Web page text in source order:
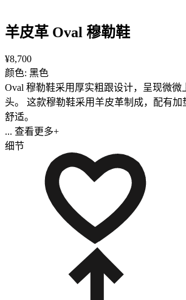
羊皮革 Oval 穆勒鞋
¥8,700
颜色: 黑色
Oval 穆勒鞋采用厚实粗跟设计，呈现微微
头。 这款穆勒鞋采用羊皮革制成，配有加
舒适。
... 查看更多+
细节